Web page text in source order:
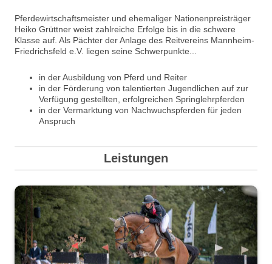
Pferdewirtschaftsmeister und ehemaliger Nationenpreisträger
Heiko Grüttner weist zahlreiche Erfolge bis in die schwere
Klasse auf. Als Pächter der Anlage des Reitvereins Mannheim-
Friedrichsfeld e.V. liegen seine Schwerpunkte...
in der Ausbildung von Pferd und Reiter
in der Förderung von talentierten Jugendlichen auf zur
Verfügung gestellten, erfolgreichen Springlehrpferden
in der Vermarktung von Nachwuchspferden für jeden
Anspruch
Leistungen